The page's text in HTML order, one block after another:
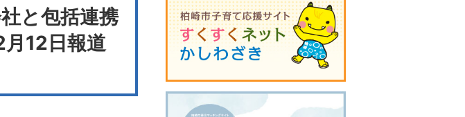
と包括連携
12日報道